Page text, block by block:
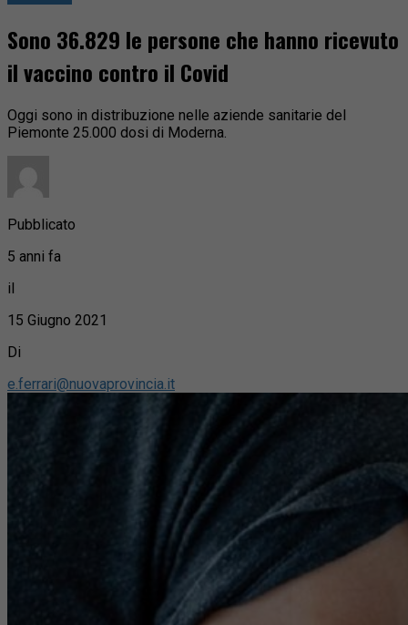
Sono 36.829 le persone che hanno ricevuto
il vaccino contro il Covid
Oggi sono in distribuzione nelle aziende sanitarie del
Piemonte 25.000 dosi di Moderna.
Pubblicato
5 anni fa
il
15 Giugno 2021
Di
e.ferrari@nuovaprovincia.it